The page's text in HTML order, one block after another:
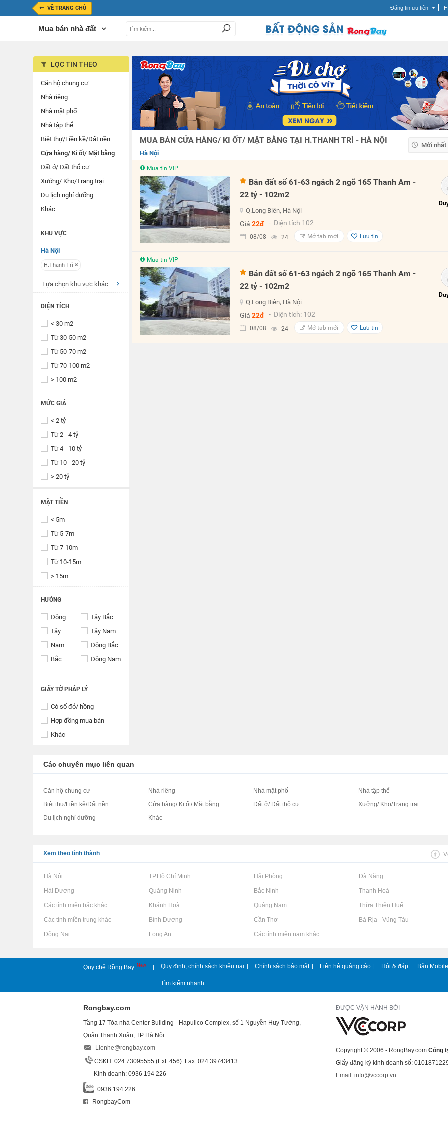
VỀ TRANG CHỦ Đăng tin ưu tiên
Mua bán nhà đất
LỌC TIN THEO
Căn hộ chung cư
Nhà riêng
Nhà mặt phố
Nhà tập thể
Biệt thự/Liền kề/Đất nền
Cửa hàng/ Ki ốt/ Mặt bằng
Đất ở/ Đất thổ cư
Xưởng/ Kho/Trang trại
Du lịch nghỉ dưỡng
Khác
KHU VỰC
Hà Nội
H.Thanh Trì
Lựa chọn khu vực khác
DIỆN TÍCH
< 30 m2
Từ 30-50 m2
Từ 50-70 m2
Từ 70-100 m2
> 100 m2
MỨC GIÁ
< 2 tỷ
Từ 2 - 4 tỷ
Từ 4 - 10 tỷ
Từ 10 - 20 tỷ
> 20 tỷ
MẶT TIỀN
< 5m
Từ 5-7m
Từ 7-10m
Từ 10-15m
> 15m
HƯỚNG
Đông
Tây Bắc
Tây
Tây Nam
Nam
Đông Bắc
Bắc
Đông Nam
GIẤY TỜ PHÁP LÝ
Có sổ đỏ/ hồng
Hợp đồng mua bán
Khác
MUA BÁN CỬA HÀNG/ KI ỐT/ MẶT BẰNG TẠI H.THANH TRÌ - HÀ NỘI
Hà Nội
Mới nhất
Giá tăng
Giá
Mua tin VIP
Bán đất số 61-63 ngách 2 ngõ 165 Thanh Am -
22 tỷ - 102m2
Q.Long Biên, Hà Nội
Giá 22đ - Diện tích 102
08/08 24 Mở tab mới Lưu tin
Mua tin VIP
Bán đất số 61-63 ngách 2 ngõ 165 Thanh Am -
22 tỷ - 102m2
Q.Long Biên, Hà Nội
Giá 22đ - Diện tích: 102
08/08 24 Mở tab mới Lưu tin
Các chuyên mục liên quan
Căn hộ chung cư Nhà riêng Nhà mặt phố
Nhà tập thể
Biệt thự/Liền kề/Đất nền
Cửa hàng/ Ki ốt/ Mặt bằng Đất ở/ Đất thổ cư
Xưởng/ Kho/Trang trại
Du lịch nghỉ dưỡng
Khác
Xem theo tỉnh thành
Rao vặt tại Hà Nội Rao vặt tại TP.Hồ Chí Minh Rao vặt tại Hải Phòng Rao vặt tại Đà Nẵng
Rao vặt tại Hải Dương Rao vặt tại Quảng Ninh Rao vặt tại Bắc Ninh Rao vặt tại Thanh Hoá
Rao vặt tại Các tỉnh miền bắc khác Rao vặt tại Khánh Hoà Rao vặt tại Quảng Nam Rao vặt tại Thừa Thiên Huế
Rao vặt tại Các tỉnh miền trung khác Rao vặt tại Bình Dương Rao vặt tại Cần Thơ Rao vặt tại Bà Rịa - Vũng Tàu
Rao vặt tại Đồng Nai Rao vặt tại Long An Rao vặt tại Các tỉnh miền nam khác
Quy chế Rồng Bay New | Quy định, chính sách khiếu nại | Chính sách bảo mật | Liên hệ quảng cáo | Hỏi & đáp | Bản Mobile
Tìm kiếm nhanh
Rongbay.com
Tầng 17 Tòa nhà Center Building - Hapulico Complex, số 1 Nguyễn Huy Tưởng,
Quận Thanh Xuân, TP Hà Nội.
Lienhe@rongbay.com
CSKH: 024 73095555 (Ext: 456). Fax: 024 39743413
Kinh doanh: 0936 194 226
0936 194 226
RongbayCom
ĐƯỢC VẬN HÀNH BỞI
Copyright © 2006 - RongBay.com Công
Giấy đăng ký kinh doanh số:
Email: info@vccorp.vn